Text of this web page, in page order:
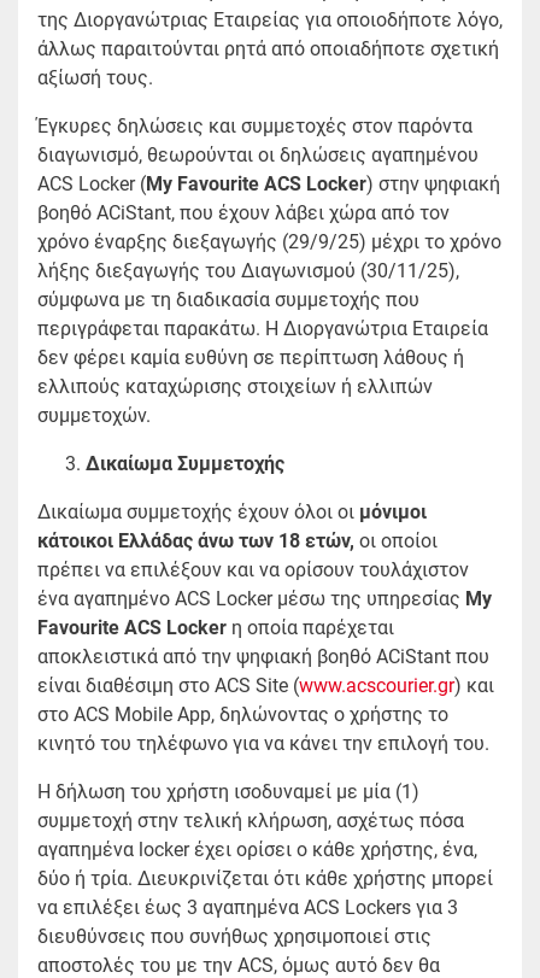
της Διοργανώτριας Εταιρείας για οποιοδήποτε λόγο,
άλλως παραιτούνται ρητά από οποιαδήποτε σχετική
αξίωσή τους.
Έγκυρες δηλώσεις και συμμετοχές στον παρόντα
διαγωνισμό, θεωρούνται οι δηλώσεις αγαπημένου
ACS Locker (My Favourite ACS Locker) στην ψηφιακή
βοηθό ACiStant, που έχουν λάβει χώρα από τον
χρόνο έναρξης διεξαγωγής (29/9/25) μέχρι το χρόνο
λήξης διεξαγωγής του Διαγωνισμού (30/11/25),
σύμφωνα με τη διαδικασία συμμετοχής που
περιγράφεται παρακάτω. Η Διοργανώτρια Εταιρεία
δεν φέρει καμία ευθύνη σε περίπτωση λάθους ή
ελλιπούς καταχώρισης στοιχείων ή ελλιπών
συμμετοχών.
Δικαίωμα Συμμετοχής
Δικαίωμα συμμετοχής έχουν όλοι οι μόνιμοι
κάτοικοι Ελλάδας άνω των 18 ετών, οι οποίοι
πρέπει να επιλέξουν και να ορίσουν τουλάχιστον
ένα αγαπημένο ACS Locker μέσω της υπηρεσίας My
Favourite ACS Locker η οποία παρέχεται
αποκλειστικά από την ψηφιακή βοηθό ACiStant που
είναι διαθέσιμη στο ACS Site (www.acscourier.gr) και
στο ACS Mobile App, δηλώνοντας ο χρήστης το
κινητό του τηλέφωνο για να κάνει την επιλογή του.
Η δήλωση του χρήστη ισοδυναμεί με μία (1)
συμμετοχή στην τελική κλήρωση, ασχέτως πόσα
αγαπημένα locker έχει ορίσει ο κάθε χρήστης, ένα,
δύο ή τρία. Διευκρινίζεται ότι κάθε χρήστης μπορεί
να επιλέξει έως 3 αγαπημένα ACS Lockers για 3
διευθύνσεις που συνήθως χρησιμοποιεί στις
αποστολές του με την ACS, όμως αυτό δεν θα